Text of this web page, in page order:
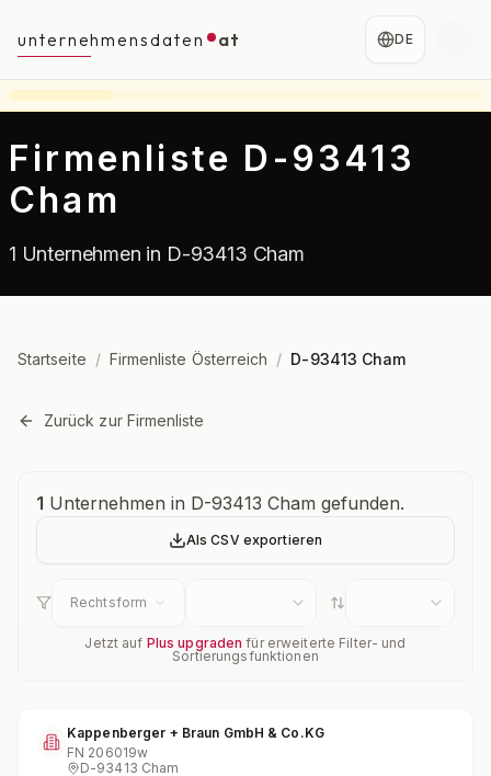
unternehmensdaten at DE
Firmenliste D-93413
Cham
1 Unternehmen in D-93413 Cham
Startseite / Firmenliste Österreich / D-93413 Cham
Zurück zur Firmenliste
Unternehmensübersicht
1 Unternehmen in D-93413 Cham gefunden.
Als CSV exportieren
Rechtsform
Jetzt auf Plus upgraden für erweiterte Filter- und
Sortierungsfunktionen
Kappenberger + Braun GmbH & Co.KG
FN 206019w
D-93413 Cham